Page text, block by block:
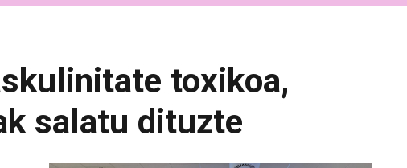
toxikoa,
salatu dituzte